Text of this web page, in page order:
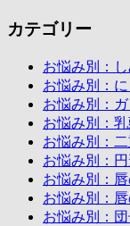
カテゴリー
お悩み別：
お悩み別：
お悩み別：
お悩み別：
お悩み別：
お悩み別：
お悩み別：
お悩み別：
お悩み別：